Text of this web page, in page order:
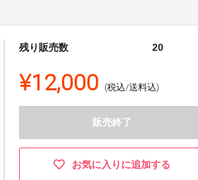
残り販売数 20
¥12,000 (税込/送料込)
販売終了
お気に入りに追加する